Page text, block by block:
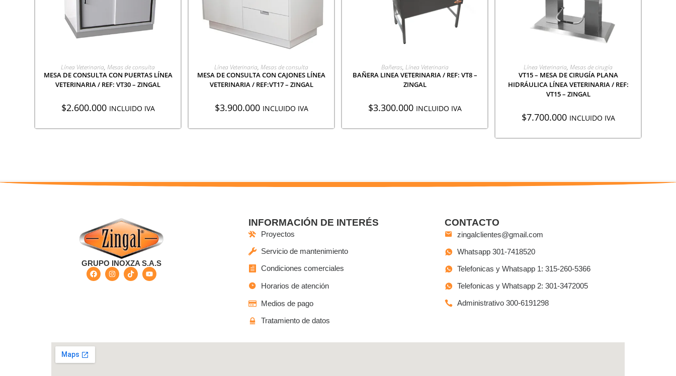
AGREGAR A COTIZACIÓN
Línea Veterinaria, Mesas de consulta
MESA DE CONSULTA CON PUERTAS LÍNEA
VETERINARIA / REF: VT30 – ZINGAL
$2.600.000 INCLUIDO IVA
AGREGAR A COTIZACIÓN
Línea Veterinaria, Mesas de consulta
MESA DE CONSULTA CON CAJONES LÍNEA
VETERINARIA / REF:VT17 – ZINGAL
$3.900.000 INCLUIDO IVA
AGREGAR A COTIZACIÓN
Bañeras, Línea Veterinaria
BAÑERA LINEA VETERINARIA / REF: VT8 –
ZINGAL
$3.300.000 INCLUIDO IVA
AGREGAR A COTIZACIÓN
Línea Veterinaria, Mesas de cirugía
VT15 – MESA DE CIRUGÍA PLANA
HIDRÁULICA LÍNEA VETERINARIA / REF:
VT15 – ZINGAL
$7.700.000 INCLUIDO IVA
GRUPO INOXZA S.A.S
INFORMACIÓN DE INTERÉS
Proyectos
Servicio de mantenimiento
Condiciones comerciales
Horarios de atención
Medios de pago
Tratamiento de datos
CONTACTO
zingalclientes@gmail.com
Whatsapp 301-7418520
Telefonicas y Whatsapp 1: 315-260-5366
Telefonicas y Whatsapp 2: 301-3472005
Administrativo 300-6191298